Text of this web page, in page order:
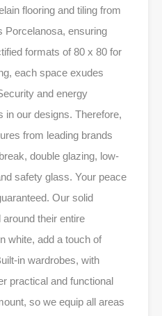
flooring and tiling from
Porcelanosa, ensuring
formats of 80 x 80 for
each space exudes
and energy
in our designs. Therefore,
from leading brands
double glazing, low-
safety glass. Your peace
Our solid
their entire
white, add a touch of
in wardrobes, with
practical and functional
so we equip all areas